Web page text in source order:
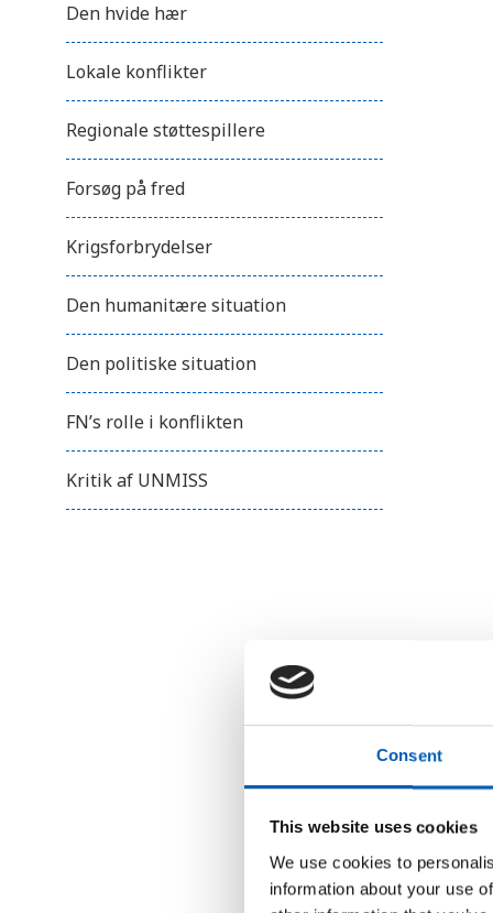
Consent
This website uses cookies
We use cookies to
information about your use
Den hvide hær
Lokale konflikter
Regionale støttespillere
Forsøg på fred
Krigsforbrydelser
Den humanitære situation
Den politiske situation
FN’s rolle i konflikten
Kritik af UNMISS